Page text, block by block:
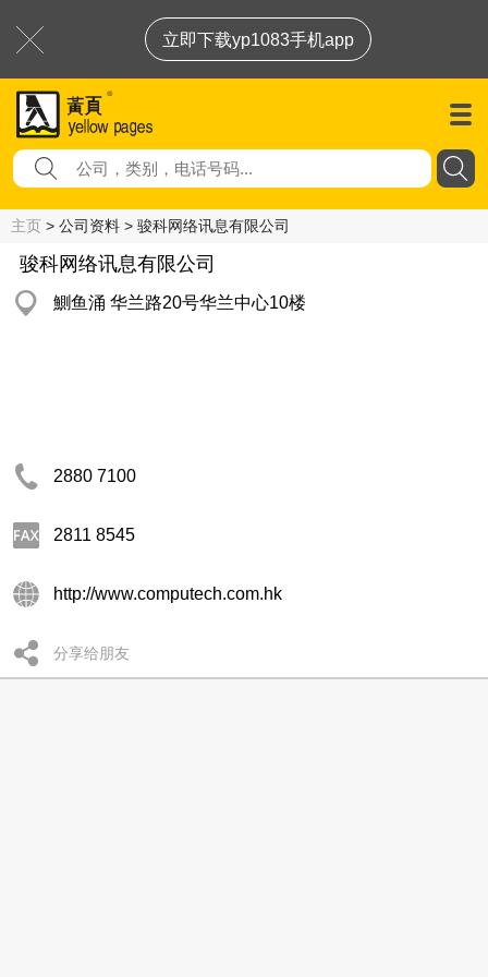
立即下载yp1083手机app
主页 > 公司资料 > 骏科网络讯息有限公司
骏科网络讯息有限公司
鰂鱼涌 华兰路20号华兰中心10楼
2880 7100
2811 8545
http://www.computech.com.hk
分享给朋友